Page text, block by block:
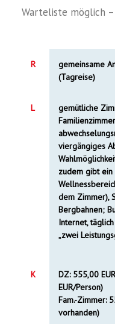
Warteliste möglich
R
gemeinsame
(Tagreise)
L
gemütliche
viergängiges
zudem gibt
dem Zimmer),
Bergbahnen;
Internet,
„zwei
K
DZ: 555,00
EUR/Person)
Fam.-Zimmer:
vorhanden)